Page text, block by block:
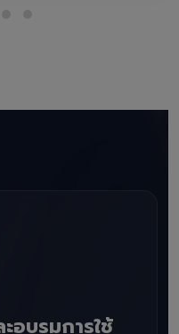
อบรมการใช้